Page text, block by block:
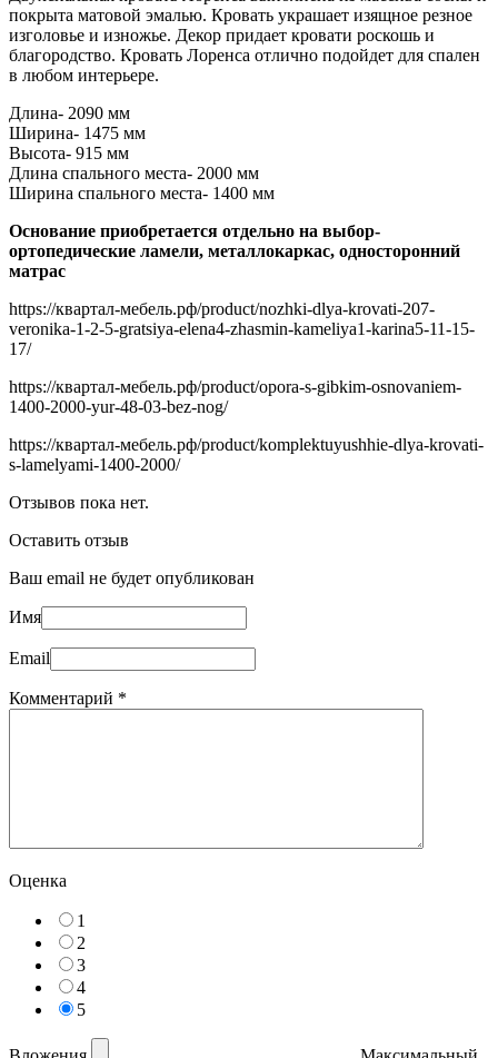
покрыта матовой эмалью. Кровать украшает изящное резное
изголовье и изножье. Декор придает кровати роскошь и
благородство. Кровать Лоренса отлично подойдет для спален
в любом интерьере.
Длина- 2090 мм
Ширина- 1475 мм
Высота- 915 мм
Длина спального места- 2000 мм
Ширина спального места- 1400 мм
Основание приобретается отдельно на выбор-
ортопедические ламели, металлокаркас, односторонний
матрас
https://квартал-мебель.рф/product/nozhki-dlya-krovati-207-
veronika-1-2-5-gratsiya-elena4-zhasmin-kameliya1-karina5-11-15-
17/
https://квартал-мебель.рф/product/opora-s-gibkim-osnovaniem-
1400-2000-yur-48-03-bez-nog/
https://квартал-мебель.рф/product/komplektuyushhie-dlya-krovati-
s-lamelyami-1400-2000/
Отзывов пока нет.
Оставить отзыв
Ваш email не будет опубликован
Имя
Email
Комментарий *
Оценка
1
2
3
4
5